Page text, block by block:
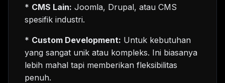
* CMS Lain: Joomla, Drupal, atau CMS
spesifik industri.
* Custom Development: Untuk kebutuhan
yang sangat unik atau kompleks. Ini biasanya
lebih mahal tapi memberikan fleksibilitas
penuh.